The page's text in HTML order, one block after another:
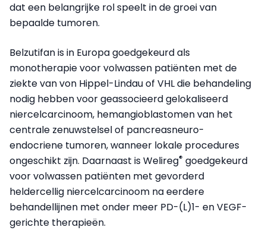
dat een belangrijke rol speelt in de groei van
bepaalde tumoren.
Belzutifan is in Europa goedgekeurd als
monotherapie voor volwassen patiënten met de
ziekte van von Hippel-Lindau of VHL die behandeling
nodig hebben voor geassocieerd gelokaliseerd
niercelcarcinoom, hemangioblastomen van het
centrale zenuwstelsel of pancreasneuro-
endocriene tumoren, wanneer lokale procedures
ongeschikt zijn. Daarnaast is Welireg® goedgekeurd
voor volwassen patiënten met gevorderd
heldercellig niercelcarcinoom na eerdere
behandellijnen met onder meer PD-(L)1- en VEGF-
gerichte therapieën.